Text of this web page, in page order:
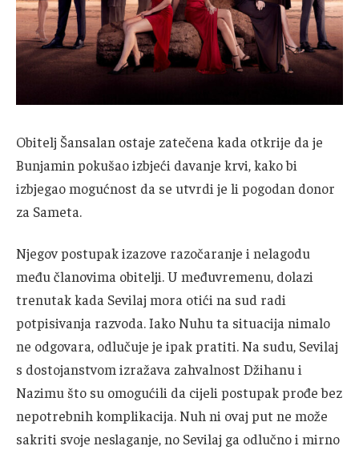
Obitelj Šansalan ostaje zatečena kada otkrije da je
Bunjamin pokušao izbjeći davanje krvi, kako bi
izbjegao mogućnost da se utvrdi je li pogodan donor
za Sameta.
Njegov postupak izazove razočaranje i nelagodu
među članovima obitelji. U međuvremenu, dolazi
trenutak kada Sevilaj mora otići na sud radi
potpisivanja razvoda. Iako Nuhu ta situacija nimalo
ne odgovara, odlučuje je ipak pratiti. Na sudu, Sevilaj
s dostojanstvom izražava zahvalnost Džihanu i
Nazimu što su omogućili da cijeli postupak prođe bez
nepotrebnih komplikacija. Nuh ni ovaj put ne može
sakriti svoje neslaganje, no Sevilaj ga odlučno i mirno